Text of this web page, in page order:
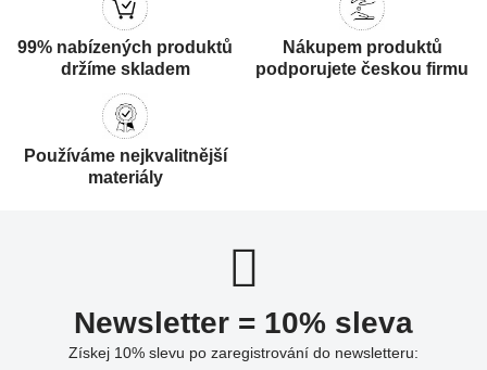
99% nabízených produktů
držíme skladem
Nákupem produktů
podporujete českou firmu
Používáme nejkvalitnější
materiály
Newsletter = 10% sleva
Získej 10% slevu po zaregistrování do newsletteru: